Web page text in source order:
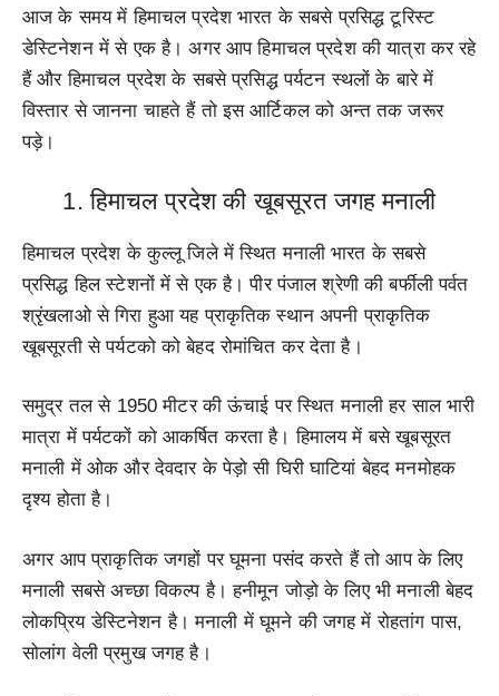
आज के समय में हिमाचल प्रदेश भारत के सबसे प्रसिद्ध टूरिस्ट
डेस्टिनेशन में से एक है। अगर आप हिमाचल प्रदेश की यात्रा कर रहे
हैं और हिमाचल प्रदेश के सबसे प्रसिद्ध पर्यटन स्थलों के बारे में
विस्तार से जानना चाहते हैं तो इस आर्टिकल को अन्त तक जरूर
पड़े।
1. हिमाचल प्रदेश की खूबसूरत जगह मनाली
हिमाचल प्रदेश के कुल्लू जिले में स्थित मनाली भारत के सबसे
प्रसिद्ध हिल स्टेशनों में से एक है। पीर पंजाल श्रेणी की बर्फीली पर्वत
श्रृंखलाओ से गिरा हुआ यह प्राकृतिक स्थान अपनी प्राकृतिक
खूबसूरती से पर्यटको को बेहद रोमांचित कर देता है।
समुद्र तल से 1950 मीटर की ऊंचाई पर स्थित मनाली हर साल भारी
मात्रा में पर्यटकों को आकर्षित करता है। हिमालय में बसे खूबसूरत
मनाली में ओक और देवदार के पेड़ो सी घिरी घाटियां बेहद मनमोहक
दृश्य होता है।
अगर आप प्राकृतिक जगहों पर घूमना पसंद करते हैं तो आप के लिए
मनाली सबसे अच्छा विकल्प है। हनीमून जोड़ो के लिए भी मनाली बेहद
लोकप्रिय डेस्टिनेशन है। मनाली में घूमने की जगह में रोहतांग पास,
सोलांग वेली प्रमुख जगह है।